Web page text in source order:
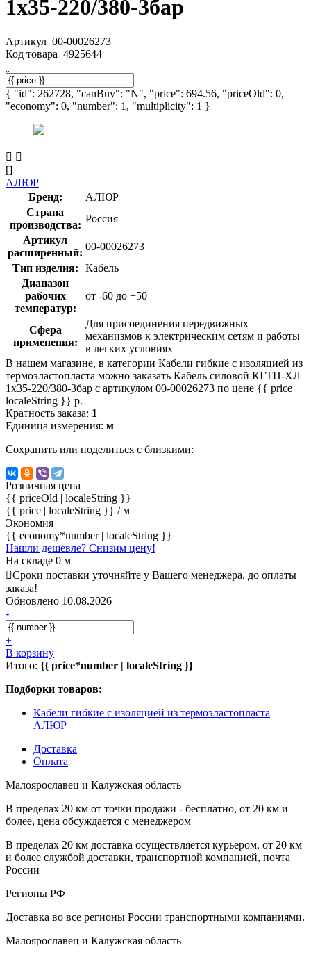
1х35-220/380-3бар
Артикул 00-00026273
Код товара 4925644
{ "id": 262728, "canBuy": "N", "price": 694.56, "priceOld": 0,
"economy": 0, "number": 1, "multiplicity": 1 }
[]
АЛЮР
Бренд:
АЛЮР
Страна
производства:
Россия
Артикул
расширенный:
00-00026273
Тип изделия:
Кабель
Диапазон
рабочих
температур:
от -60 до +50
Сфера
применения:
Для присоединения передвижных
механизмов к электрическим сетям и работы
в легких условиях
В нашем магазине, в категории Кабели гибкие с изоляцией из
термоэластопласта можно заказать Кабель силовой КГТП-ХЛ
1х35-220/380-3бар с артикулом 00-00026273 по цене {{ price |
localeString }} р.
Кратность заказа: 1
Единица измерения: м
Сохранить или поделиться с близкими:
Розничная цена
{{ priceOld | localeString }}
{{ price | localeString }} / м
Экономия
{{ economy*number | localeString }}
Нашли дешевле? Снизим цену!
На складе 0 м
Сроки поставки уточняйте у Вашего менеджера, до оплаты
заказа!
Обновлено 10.08.2026
-
+
В корзину
Итого: {{ price*number | localeString }}
Подборки товаров:
Кабели гибкие с изоляцией из термоэластопласта
АЛЮР
Доставка
Оплата
Малоярославец и Калужская область
В пределах 20 км от точки продажи - бесплатно, от 20 км и
более, цена обсуждается с менеджером
В пределах 20 км доставка осуществляется курьером, от 20 км
и более службой доставки, транспортной компанией, почта
России
Регионы РФ
Доставка во все регионы России транспортными компаниями.
Малоярославец и Калужская область